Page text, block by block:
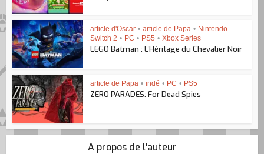
article d'Oscar • article de Papa • Nintendo
Switch 2 • PC • PS5 • Xbox Series
LEGO Batman : L’Héritage du Chevalier Noir
article de Papa • indé • PC • PS5
ZERO PARADES: For Dead Spies
A propos de l'auteur